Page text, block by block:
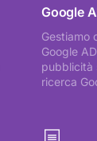
Google
Gestiamo
Google
pubblicità
ricerca